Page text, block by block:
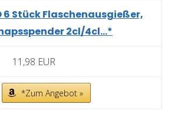
6 Stück Flaschenausgießer,
2cl/4cl...*
11,98 EUR
*Zum Angebot »